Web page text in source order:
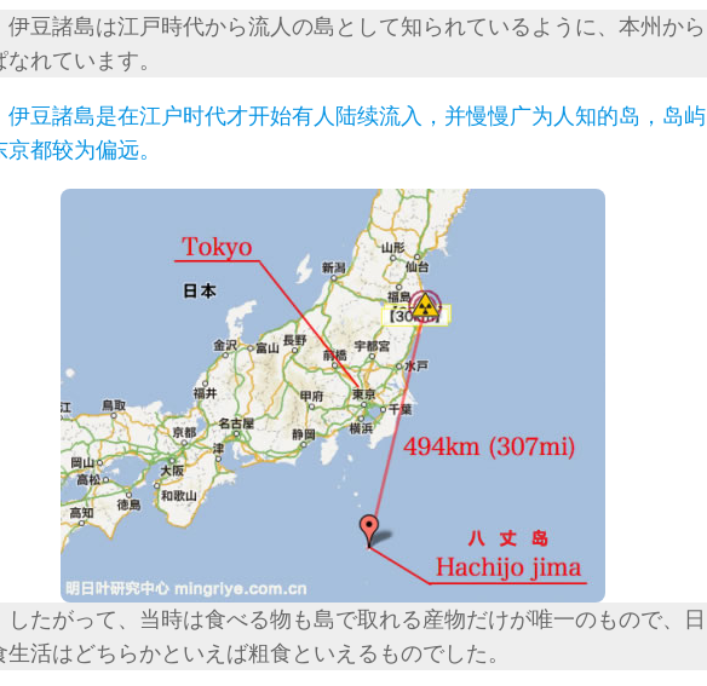
伊豆諸島は江戸時代から流人の島として知られているように、本州から
れています。
伊豆諸島是在江户时代才开始有人陆续流入，并慢慢广为人知的岛，岛屿
都较为偏远。
したがって、当時は食べる物も島で取れる産物だけが唯一のもので、日
生活はどちらかといえば粗食といえるものでした。